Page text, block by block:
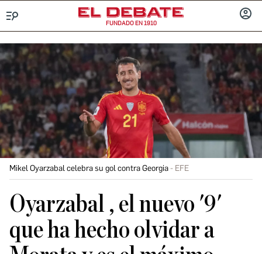
FUNDADO EN 1910
Mikel Oyarzabal celebra su gol contra Georgia EFE
Oyarzabal , el nuevo '9'
que ha hecho olvidar a